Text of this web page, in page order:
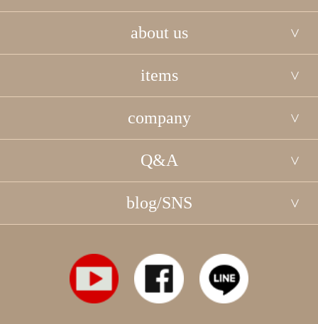
about us
items
company
Q&A
blog/SNS